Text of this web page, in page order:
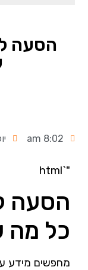
הסעה
8:02 am
"`html
הסעה
כל מה
מחפשים מידע